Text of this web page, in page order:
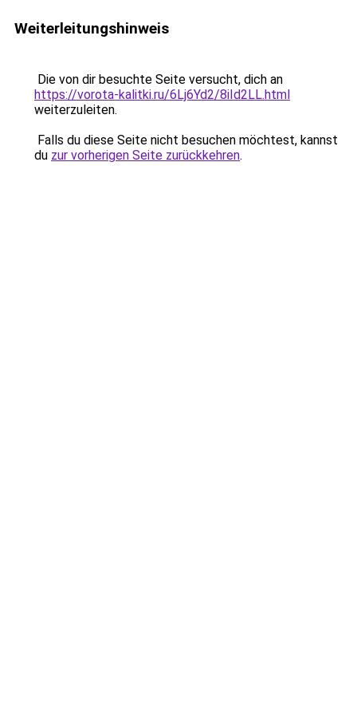
Weiterleitungshinweis
Die von dir besuchte Seite versucht, dich an
https://vorota-kalitki.ru/6Lj6Yd2/8iId2LL.html
weiterzuleiten.
Falls du diese Seite nicht besuchen möchtest, kannst
du zur vorherigen Seite zurückkehren.